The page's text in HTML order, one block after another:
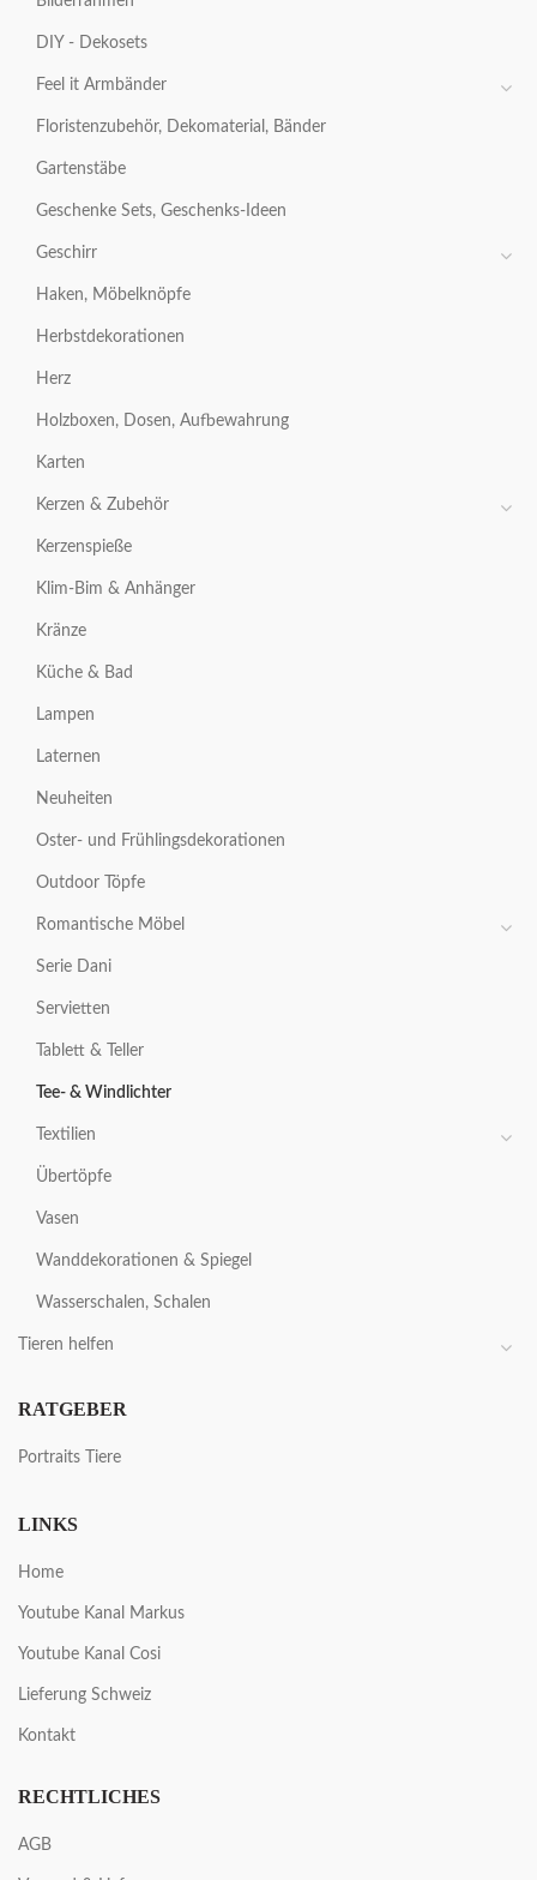
DIY - Dekosets
Feel it Armbänder
Floristenzubehör, Dekomaterial, Bänder
Gartenstäbe
Geschenke Sets, Geschenks-Ideen
Geschirr
Haken, Möbelknöpfe
Herbstdekorationen
Herz
Holzboxen, Dosen, Aufbewahrung
Karten
Kerzen & Zubehör
Kerzenspieße
Klim-Bim & Anhänger
Kränze
Küche & Bad
Lampen
Laternen
Neuheiten
Oster- und Frühlingsdekorationen
Outdoor Töpfe
Romantische Möbel
Serie Dani
Servietten
Tablett & Teller
Tee- & Windlichter
Textilien
Übertöpfe
Vasen
Wanddekorationen & Spiegel
Wasserschalen, Schalen
Tieren helfen
RATGEBER
Portraits Tiere
LINKS
Home
Youtube Kanal Markus
Youtube Kanal Cosi
Lieferung Schweiz
Kontakt
RECHTLICHES
AGB